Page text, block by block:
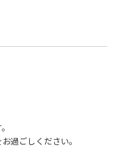
過ごしください。